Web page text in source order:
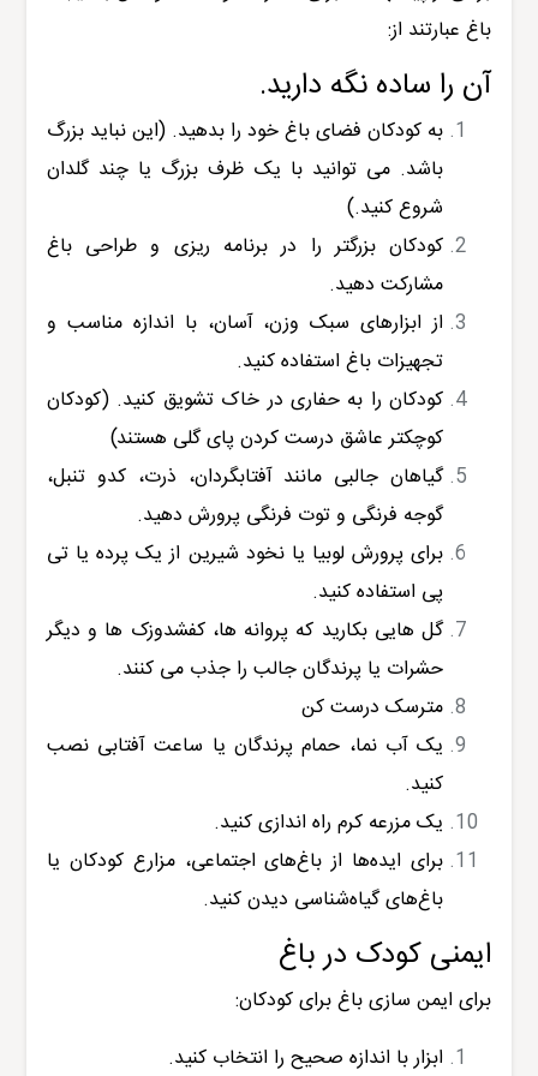
باغ عبارتند از:
آن را ساده نگه دارید.
به کودکان فضای باغ خود را بدهید. (این نباید بزرگ
باشد. می توانید با یک ظرف بزرگ یا چند گلدان
شروع کنید.)
کودکان بزرگتر را در برنامه ریزی و طراحی باغ
مشارکت دهید.
از ابزارهای سبک وزن، آسان، با اندازه مناسب و
تجهیزات باغ استفاده کنید.
کودکان را به حفاری در خاک تشویق کنید. (کودکان
کوچکتر عاشق درست کردن پای گلی هستند)
گیاهان جالبی مانند آفتابگردان، ذرت، کدو تنبل،
گوجه فرنگی و توت فرنگی پرورش دهید.
برای پرورش لوبیا یا نخود شیرین از یک پرده یا تی
پی استفاده کنید.
گل هایی بکارید که پروانه ها، کفشدوزک ها و دیگر
حشرات یا پرندگان جالب را جذب می کنند.
مترسک درست کن
یک آب نما، حمام پرندگان یا ساعت آفتابی نصب
کنید.
یک مزرعه کرم راه اندازی کنید.
برای ایده‌ها از باغ‌های اجتماعی، مزارع کودکان یا
باغ‌های گیاه‌شناسی دیدن کنید.
ایمنی کودک در باغ
برای ایمن سازی باغ برای کودکان:
ابزار با اندازه صحیح را انتخاب کنید.